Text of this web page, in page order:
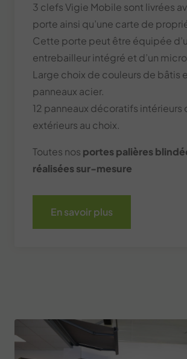
3 clefs Vigie Mobile sont livrées
porte ainsi qu’une carte de
Cette porte peut être équipée
entrebailleur intégré et d’un
Large choix de couleurs de bâtis
panneaux acier.
12 panneaux décoratifs intérieurs
extérieurs au choix.
Toutes nos portes palières
réalisées sur-mesure
En savoir plus